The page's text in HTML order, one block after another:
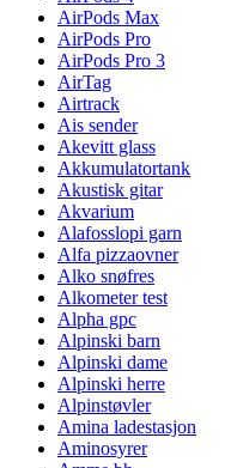
AirPods Max
AirPods Pro
AirPods Pro 3
AirTag
Airtrack
Ais sender
Akevitt glass
Akkumulatortank
Akustisk gitar
Akvarium
Alafosslopi garn
Alfa pizzaovner
Alko snøfres
Alkometer test
Alpha gpc
Alpinski barn
Alpinski dame
Alpinski herre
Alpinstøvler
Amina ladestasjon
Aminosyrer